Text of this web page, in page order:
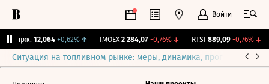
Войти
Бирж. 12,064 +0,62%↑ IMOEX 2 284,07 -0,76%↓ RTSI 889,09 -0,76%↓
Ситуация на топливном рынке: меры, динамика, прогнозы